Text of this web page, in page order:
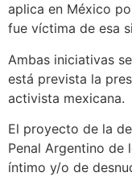
aplica en México
fue víctima de esa
Ambas iniciativas
está prevista la
activista mexicana.
El proyecto de la
Penal Argentino
íntimo y/o de